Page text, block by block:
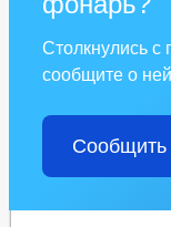
Столкнулись
сообщите о
Сообщить